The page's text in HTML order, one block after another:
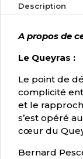
Description
A propos de
Le Queyras :
Le point de
complicité
et le
s’est opéré
cœur du
Bernard